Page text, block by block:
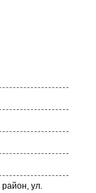
район, ул.